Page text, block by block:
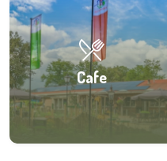
Cafe